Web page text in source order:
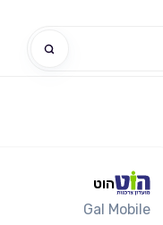
הוט
Gal Mobile